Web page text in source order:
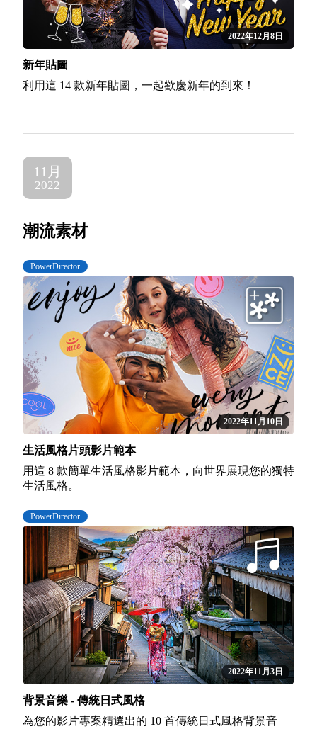
2022年12月8日
新年貼圖
利用這 14 款新年貼圖，一起歡慶新年的到來！
11月
2022
潮流素材
PowerDirector
2022年11月10日
生活風格片頭影片範本
用這 8 款簡單生活風格影片範本，向世界展現您的獨特
生活風格。
PowerDirector
2022年11月3日
背景音樂 - 傳統日式風格
為您的影片專案精選出的 10 首傳統日式風格背景音